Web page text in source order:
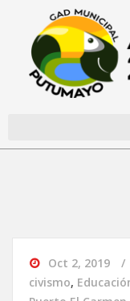
Oct 2, 2019
civismo,